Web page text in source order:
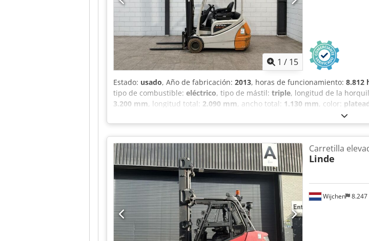
1 / 15
Estado: usado, Año de fabricación: 2013, horas de funcionamiento: 8.812
tipo de combustible: eléctrico, tipo de mástil: triple, longitud de la
3.200 mm, longitud total: 2.090 mm, ancho total: 1.130 mm, color:
Año de fabricación: 2013 - Documentación disponible: Sí - Marcado CE:
Horas de funcionamiento: 8812 - Fuerza de elevación: 2000 kg - Altura
libre: 2700 mm - Longitud de las horquillas: 1000 mm - Ancho máximo
200 mm - Número de ruedas: 3 ruedas - Accesorio: Desplazamiento
Mástil: Triplex - Tipo de tracción: Eléctrica - Información de la batería: -
2020 - Capacidad: 625 Ah Credoztc I Uopfx Amzof - Voltaje de la batería:
bandeja [mm]: 525 - Altura de la bandeja [mm]: 630 - Dimensiones de
alto) - Peso de transporte [kg]: 2885 kg - Unidades de transporte: 1
IVA/Régimen de diferencia: IVA deducible para empresas. Entrega y
momento para todo tipo de maquinaria industrial. Koen van Lent
Wijchen
Carretilla
Linde